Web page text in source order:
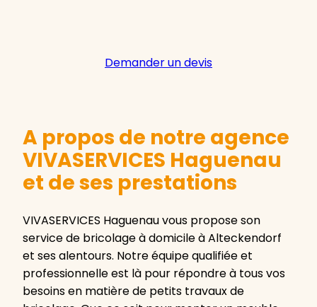
Demander un devis
A propos de notre agence
VIVASERVICES Haguenau
et de ses prestations
VIVASERVICES Haguenau vous propose son
service de bricolage à domicile à Alteckendorf
et ses alentours. Notre équipe qualifiée et
professionnelle est là pour répondre à tous vos
besoins en matière de petits travaux de